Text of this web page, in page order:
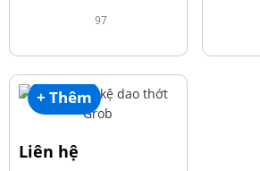
97
+ Thêm
Liên hệ